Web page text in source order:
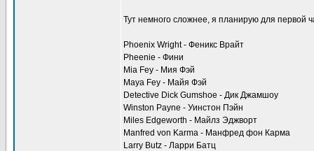
Тут немного сложнее, я планирую для первой
Phoenix Wright - Феникс Врайт
Pheenie - Фини
Mia Fey - Мия Фэй
Maya Fey - Майя Фэй
Detective Dick Gumshoe - Дик Джамшоу
Winston Payne - Уинстон Пэйн
Miles Edgeworth - Майлз Эджворт
Manfred von Karma - Манфред фон Карма
Larry Butz - Ларри Батц